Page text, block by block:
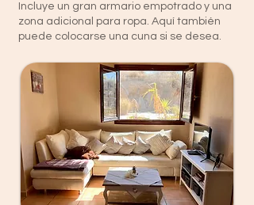
Incluye un gran armario empotrado y una
zona adicional para ropa. Aquí también
puede colocarse una cuna si se desea.